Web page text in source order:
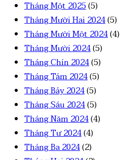
Tháng Một 2025(5)
Tháng Mười Hai 2024(5)
Tháng Mười Một 2024(4)
Tháng Mười 2024(5)
Tháng Chín 2024(5)
Tháng Tám 2024(5)
Tháng Bảy 2024(5)
Tháng Sáu 2024(5)
Tháng Năm 2024(4)
Tháng Tư 2024(4)
Tháng Ba 2024(2)